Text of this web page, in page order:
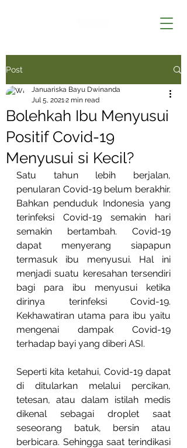
Post
Bolehkah Ibu Menyusui
Positif Covid-19
Menyusui si Kecil?
Januariska Bayu Dwinanda
Jul 5, 20212 min read
Satu tahun lebih berjalan,
penularan Covid-19 belum berakhir.
Bahkan penduduk Indonesia yang
terinfeksi Covid-19 semakin hari
semakin bertambah. Covid-19
dapat menyerang siapapun
termasuk ibu menyusui. Hal ini
menjadi suatu keresahan tersendiri
bagi para ibu menyusui ketika
dirinya terinfeksi Covid-19.
Kekhawatiran utama para ibu yaitu
mengenai dampak Covid-19
terhadap bayi yang diberi ASI.
Seperti kita ketahui, Covid-19 dapat
di ditularkan melalui percikan,
tetesan, atau dalam istilah medis
dikenal sebagai droplet saat
seseorang batuk, bersin atau
berbicara. Sehingga saat terindikasi